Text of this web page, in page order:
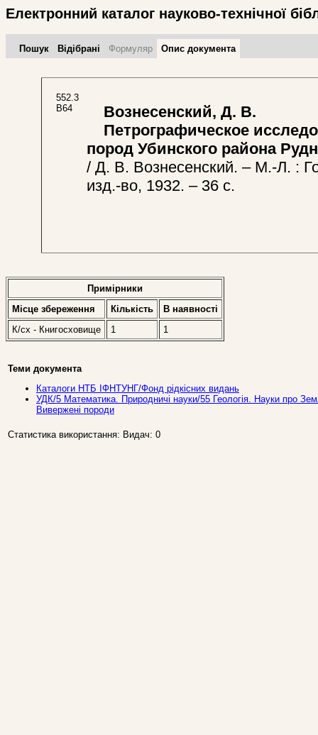
Електронний каталог науково-технічної
Пошук Відібрані Формуляр Опис документа
552.3
В64
Вознесенский, Д. В.
Петрографическое
пород Убинского района
/ Д. В. Вознесенский. – М.-Л. :
изд.-во, 1932. – 36 с.
Примірники
Місце збереження
Кількість
В наявностi
К/сх - Книгосховище
1 1
Теми документа
Каталоги НТБ ІФНТУНГ/Фонд рідкісних видань
УДК/5 Математика. Природничi науки/55 Геологія. Науки про
Вивержені породи
Статистика використання: Видач: 0